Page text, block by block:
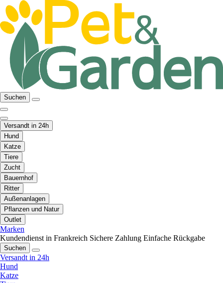
Suchen
Versandt in 24h
Hund
Katze
Tiere
Zucht
Bauernhof
Ritter
Außenanlagen
Pflanzen und Natur
Outlet
Marken
Kundendienst in Frankreich Sichere Zahlung Einfache Rückgabe
Suchen
Versandt in 24h
Hund
Katze